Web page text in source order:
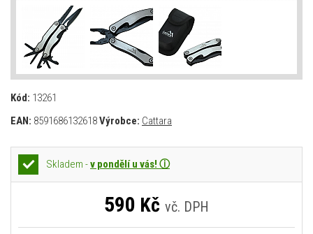
Kód: 13261
EAN: 8591686132618Výrobce: Cattara
Skladem -v pondělí u vás! ⓘ
590 Kč vč. DPH